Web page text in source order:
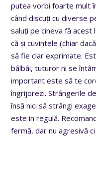
putea vorbi foarte mult
când discuți cu diverse
saluți pe cineva fă
că și cuvintele (chiar
să fie clar exprimate.
bâlbâi, tuturor ni se
important este să te
îngrijorezi. Strângerile
însă nici să strângi
este in regulă.
fermă, dar nu agresivă